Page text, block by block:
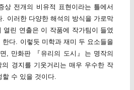
상 전개의 비유적 표현이라는 틀에서
. 이러한 다양한 해석의 방식을 가로막
열린 연출은 이 작품에 작가팀이 들였
다. 이렇듯 미학과 재미 두 요소들을
, 만화판 『유리의 도시』는 명작의
경지를 기웃거리는 매우 우수한 작
할 수 있을 것이다.